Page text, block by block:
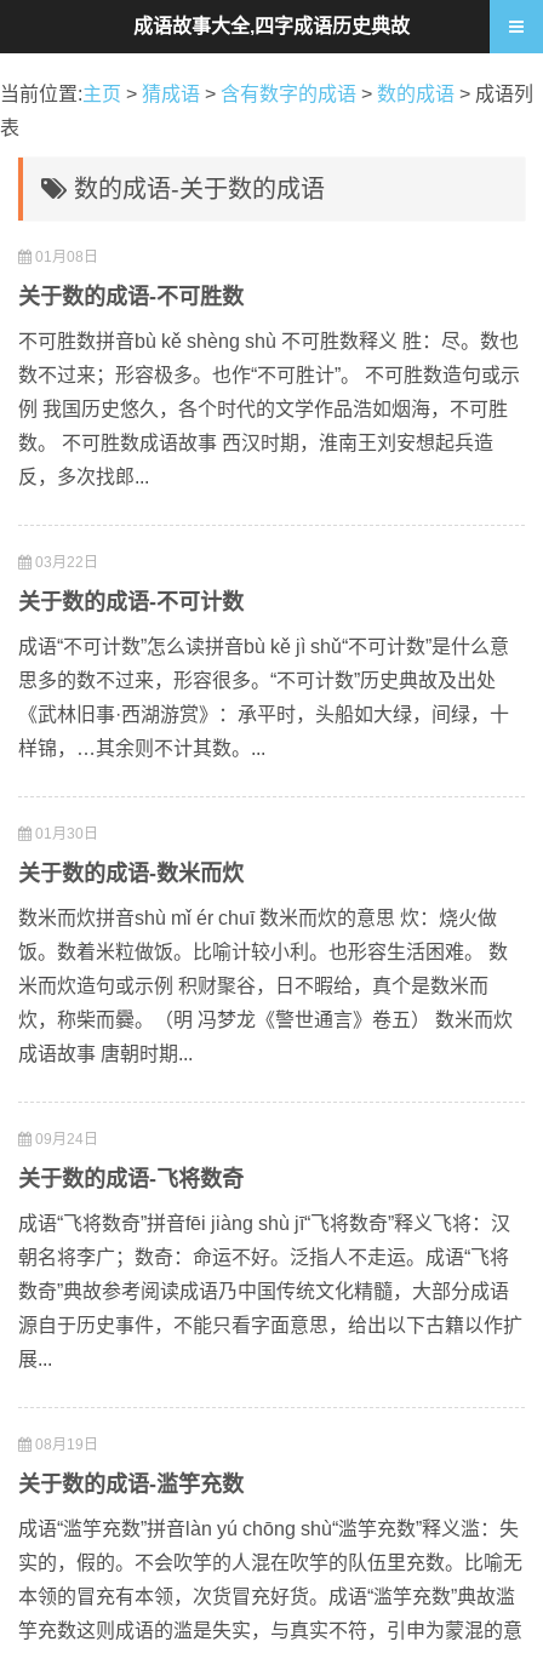
当前位置:主页 > 猜成语 > 含有数字的成语 > 数的成语 > 成语列
表
数的成语-关于数的成语
01月08日
关于数的成语-不可胜数
不可胜数拼音bù kě shèng shù 不可胜数释义 胜：尽。数也
数不过来；形容极多。也作“不可胜计”。 不可胜数造句或示
例 我国历史悠久，各个时代的文学作品浩如烟海，不可胜
数。 不可胜数成语故事 西汉时期，淮南王刘安想起兵造
反，多次找郎...
03月22日
关于数的成语-不可计数
成语“不可计数”怎么读拼音bù kě jì shǔ“不可计数”是什么意
思多的数不过来，形容很多。“不可计数”历史典故及出处
《武林旧事·西湖游赏》：承平时，头船如大绿，间绿，十
样锦，…其余则不计其数。...
01月30日
关于数的成语-数米而炊
数米而炊拼音shù mǐ ér chuī 数米而炊的意思 炊：烧火做
饭。数着米粒做饭。比喻计较小利。也形容生活困难。 数
米而炊造句或示例 积财聚谷，日不暇给，真个是数米而
炊，称柴而爨。（明 冯梦龙《警世通言》卷五） 数米而炊
成语故事 唐朝时期...
09月24日
关于数的成语-飞将数奇
成语“飞将数奇”拼音fēi jiàng shù jī“飞将数奇”释义飞将：汉
朝名将李广；数奇：命运不好。泛指人不走运。成语“飞将
数奇”典故参考阅读成语乃中国传统文化精髓，大部分成语
源自于历史事件，不能只看字面意思，给出以下古籍以作扩
展...
08月19日
关于数的成语-滥竽充数
成语“滥竽充数”拼音làn yú chōng shù“滥竽充数”释义滥：失
实的，假的。不会吹竽的人混在吹竽的队伍里充数。比喻无
本领的冒充有本领，次货冒充好货。成语“滥竽充数”典故滥
竽充数这则成语的滥是失实，与真实不符，引申为蒙混的意
成语故事大全,四字成语历史典故